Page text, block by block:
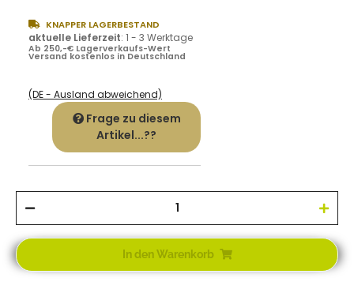
KNAPPER LAGERBESTAND
aktuelle Lieferzeit: 1 - 3 Werktage
Ab 250,-€ Lagerverkaufs-Wert
Versand kostenlos in Deutschland
(DE - Ausland abweichend)
Frage zu diesem
Artikel...??
In den Warenkorb